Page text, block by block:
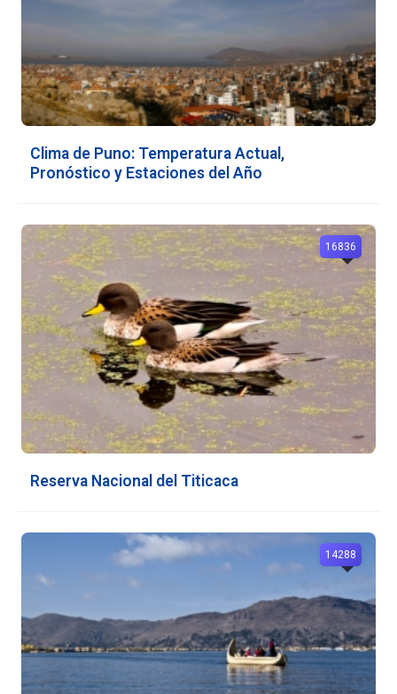
Clima de Puno: Temperatura Actual,
Pronóstico y Estaciones del Año
Reserva Nacional del Titicaca
16836
14288